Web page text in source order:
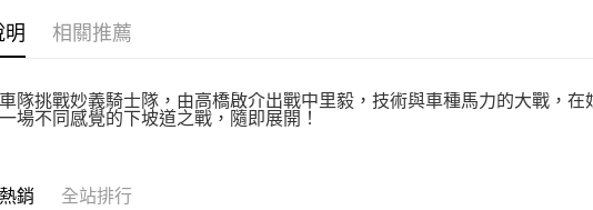
結果請求用戶進行身份認
國家/地區配送
明 相關推薦
隊挑戰妙義騎士隊，由高橋啟介出戰中里毅，技術與車種馬力的大戰，
場不同感覺的下坡道之戰，隨即展開！
銷 全站排行